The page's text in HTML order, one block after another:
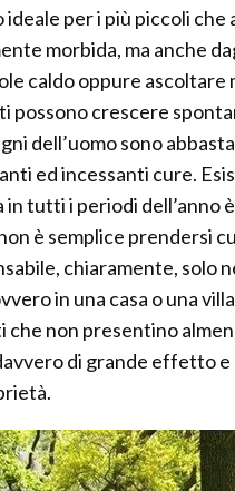
ideale per i più piccoli
morbida, ma anche
caldo oppure
possono crescere
dell’uomo sono
ed incessanti cure.
in tutti i periodi
è semplice prendersi
chiaramente, solo
in una casa o una
non presentino
di grande effetto